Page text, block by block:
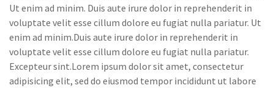
Ut enim ad minim. Duis aute irure dolor in reprehenderit in
voluptate velit esse cillum dolore eu fugiat nulla pariatur. Ut
enim ad minim.Duis aute irure dolor in reprehenderit in
voluptate velit esse cillum dolore eu fugiat nulla pariatur.
Excepteur sint.Lorem ipsum dolor sit amet, consectetur
adipisicing elit, sed do eiusmod tempor incididunt ut labore